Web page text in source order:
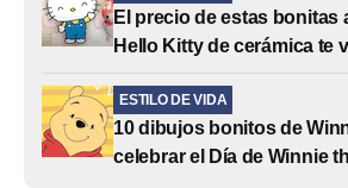
El precio de estas bonitas
Hello Kitty de cerámica te
ESTILO DE VIDA
10 dibujos bonitos de
celebrar el Día de Winnie